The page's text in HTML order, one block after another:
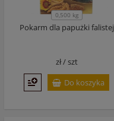
0,500 kg
Pokarm dla papużki falistej
zł /szt
Do koszyka